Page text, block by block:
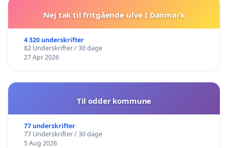
Nej tak til fritgående ulve I Danmark
4 320 underskrifter
82 Underskrifter / 30 dage
27 Apr 2026
Til odder kommune
77 underskrifter
77 Underskrifter / 30 dage
5 Aug 2026